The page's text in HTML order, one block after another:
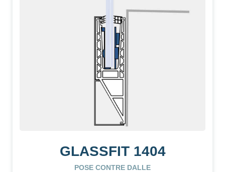
GLASSFIT 1404
POSE CONTRE DALLE